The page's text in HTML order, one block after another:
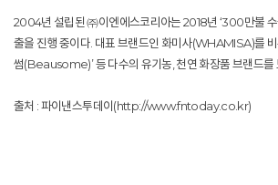
2004년 설립된 ㈜이엔에스코리아는 2018년 ‘300만불 수
출을 진행 중이다. 대표 브랜드인 화미사(WHAMISA)를
썸(Beausome)’ 등 다수의 유기농, 천연 화장품 브랜드를
출처 : 파이낸스투데이(http://www.fntoday.co.kr)